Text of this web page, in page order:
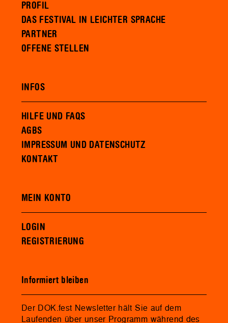
PROFIL
DAS FESTIVAL IN LEICHTER SPRACHE
PARTNER
OFFENE STELLEN
INFOS
HILFE UND FAQS
AGBS
IMPRESSUM UND DATENSCHUTZ
KONTAKT
MEIN KONTO
LOGIN
REGISTRIERUNG
Informiert bleiben
Der DOK.fest Newsletter hält Sie auf dem
Laufenden über unser Programm während des